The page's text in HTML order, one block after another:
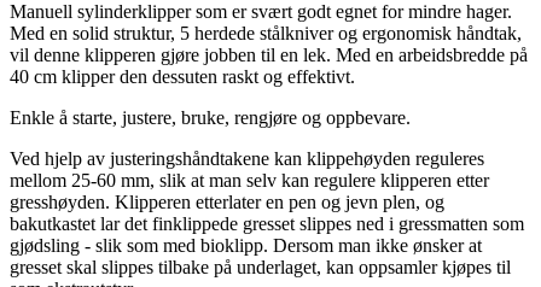
Manuell sylinderklipper som er svært godt egnet for mindre hager.
Med en solid struktur, 5 herdede stålkniver og ergonomisk håndtak,
vil denne klipperen gjøre jobben til en lek. Med en arbeidsbredde på
40 cm klipper den dessuten raskt og effektivt.
Enkle å starte, justere, bruke, rengjøre og oppbevare.
Ved hjelp av justeringshåndtakene kan klippehøyden reguleres
mellom 25-60 mm, slik at man selv kan regulere klipperen etter
gresshøyden. Klipperen etterlater en pen og jevn plen, og
bakutkastet lar det finklippede gresset slippes ned i gressmatten som
gjødsling - slik som med bioklipp. Dersom man ikke ønsker at
gresset skal slippes tilbake på underlaget, kan oppsamler kjøpes til